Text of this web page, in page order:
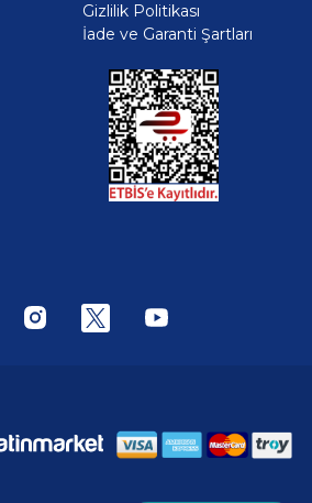
Gizlilik Politikası
İade ve Garanti Şartları